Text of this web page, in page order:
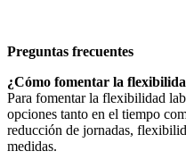
Preguntas frecuentes
¿Cómo fomentar la
Para fomentar la flexibilidad
opciones tanto en el tiempo
reducción de jornadas,
medidas.